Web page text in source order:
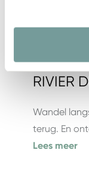
RIVIER
Wandel
terug. En
Lees meer